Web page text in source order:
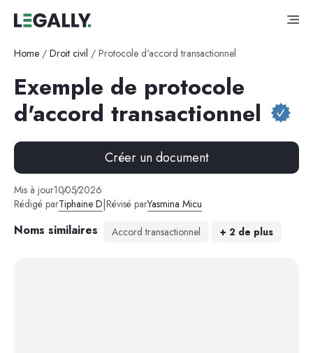
Home / Droit civil / Protocole d'accord transactionnel
Exemple de protocole
d'accord transactionnel
Créer un document
Mis à jour10/05/2026
Rédigé parTiphaine D|Révisé parYasmina Micu
Noms similaires Accord transactionnel + 2 de plus